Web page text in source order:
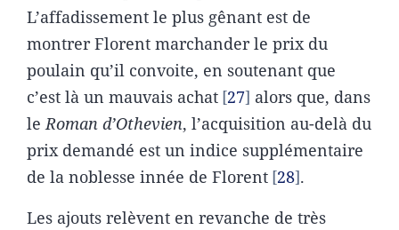
L’affadissement le plus gênant est de
montrer Florent marchander le prix du
poulain qu’il convoite, en soutenant que
c’est là un mauvais achat 27 alors que, dans
leRoman d’Othevien, l’acquisition au-delà du
prix demandé est un indice supplémentaire
de la noblesse innée de Florent 28 .
Les ajouts relèvent en revanche de très